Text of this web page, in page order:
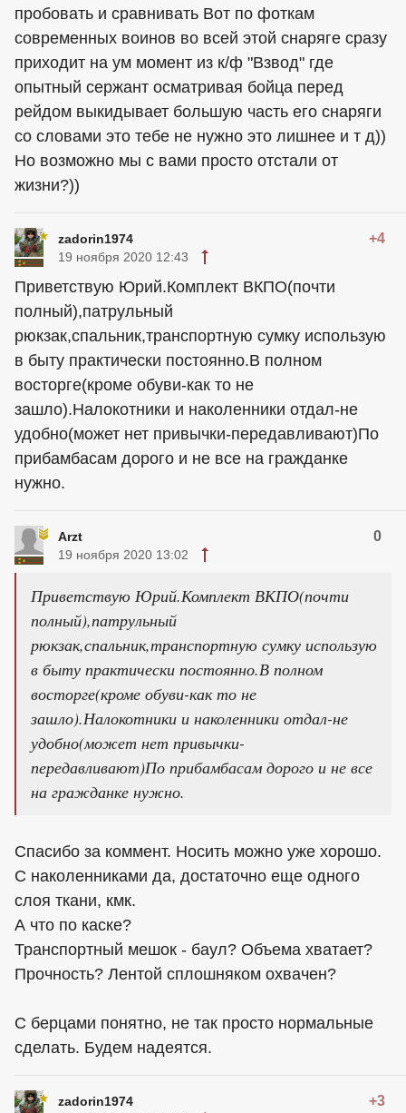
пробовать и сравнивать Вот по фоткам
современных воинов во всей этой снаряге сразу
приходит на ум момент из к/ф "Взвод" где
опытный сержант осматривая бойца перед
рейдом выкидывает большую часть его снаряги
со словами это тебе не нужно это лишнее и т д))
Но возможно мы с вами просто отстали от
жизни?))
zadorin1974 +4
19 ноября 2020 12:43
Приветствую Юрий.Комплект ВКПО(почти
полный),патрульный
рюкзак,спальник,транспортную сумку использую
в быту практически постоянно.В полном
восторге(кроме обуви-как то не
зашло).Налокотники и наколенники отдал-не
удобно(может нет привычки-передавливают)По
прибамбасам дорого и не все на гражданке
нужно.
Arzt 0
19 ноября 2020 13:02
Приветствую Юрий.Комплект ВКПО(почти
полный),патрульный
рюкзак,спальник,транспортную сумку использую
в быту практически постоянно.В полном
восторге(кроме обуви-как то не
зашло).Налокотники и наколенники отдал-не
удобно(может нет привычки-
передавливают)По прибамбасам дорого и не все
на гражданке нужно.
Спасибо за коммент. Носить можно уже хорошо.
С наколенниками да, достаточно еще одного
слоя ткани, кмк.
А что по каске?
Транспортный мешок - баул? Объема хватает?
Прочность? Лентой сплошняком охвачен?
С берцами понятно, не так просто нормальные
сделать. Будем надеятся.
zadorin1974 +3